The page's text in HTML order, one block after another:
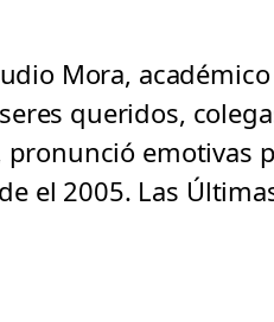
Mora,
queridos,
pronunció emotivas
el 2005. Las